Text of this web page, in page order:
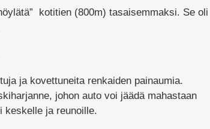
kotitien (800m) tasaisemmaksi. Se oli
ja kovettuneita renkaiden painaumia.
johon auto voi jäädä mahastaan
keskelle ja reunoille.